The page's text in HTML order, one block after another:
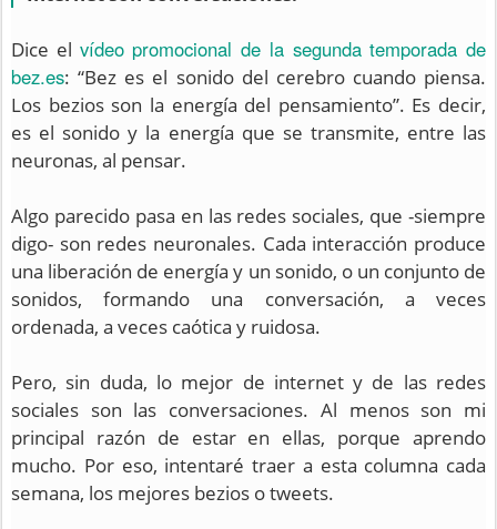
Dice el vídeo promocional de la segunda temporada de
bez.es: “Bez es el sonido del cerebro cuando piensa.
Los bezios son la energía del pensamiento”. Es decir,
es el sonido y la energía que se transmite, entre las
neuronas, al pensar.
Algo parecido pasa en las redes sociales, que -siempre
digo- son redes neuronales. Cada interacción produce
una liberación de energía y un sonido, o un conjunto de
sonidos, formando una conversación, a veces
ordenada, a veces caótica y ruidosa.
Pero, sin duda, lo mejor de internet y de las redes
sociales son las conversaciones. Al menos son mi
principal razón de estar en ellas, porque aprendo
mucho. Por eso, intentaré traer a esta columna cada
semana, los mejores bezios o tweets.